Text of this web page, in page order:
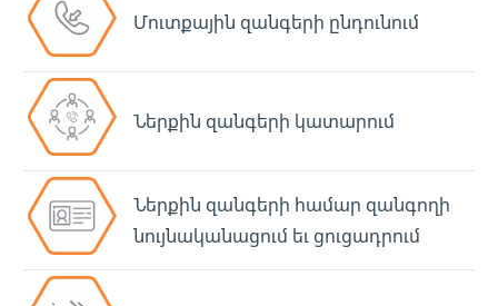
Մուտքային զանգերի ընդունում
Ներքին զանգերի կատարում
Ներքին զանգերի համար զանգողի
նույնականացում եւ ցուցադրում